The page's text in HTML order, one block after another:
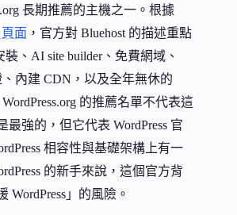
長期推薦的主機之一。根據
頁面 ，官方對 Bluehost 的描述重點
裝、AI site builder、免費網域、
、內建 CDN，以及全年無休的
的推薦名單不代表這
強的，但它代表 WordPress 官
相容性與基礎架構上有一
的新手來說，這個官方背
WordPress」的風險。